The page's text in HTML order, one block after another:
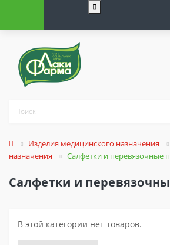
Изделия медицинского назначения
назначения
Салфетки и перевязочные
Салфетки и
В этой категории нет товаров.